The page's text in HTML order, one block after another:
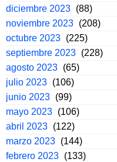
diciembre 2023 (88)
noviembre 2023 (208)
octubre 2023 (225)
septiembre 2023 (228)
agosto 2023 (65)
julio 2023 (106)
junio 2023 (99)
mayo 2023 (106)
abril 2023 (122)
marzo 2023 (144)
febrero 2023 (133)